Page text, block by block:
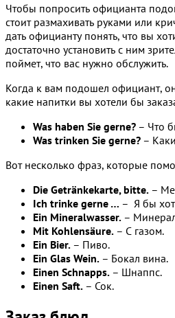
Чтобы попросить официанта
стоит размахивать руками или
дать официанту понять, что вы
достаточно установить с ним
поймет, что вас нужно обслужить.
Когда к вам подошел официант,
какие напитки вы хотели бы
Was haben Sie gerne? – Что
Was trinken Sie gerne? –
Вот несколько фраз, которые
Die Getränkekarte, bitte. –
Ich trinke gerne … – Я бы
Ein Mineralwasser. –
Mit Kohlensäure. – С газом.
Ein Bier. – Пиво.
Ein Glas Wein. – Бокал вина.
Einen Schnapps. – Шнаппс.
Einen Saft. – Сок.